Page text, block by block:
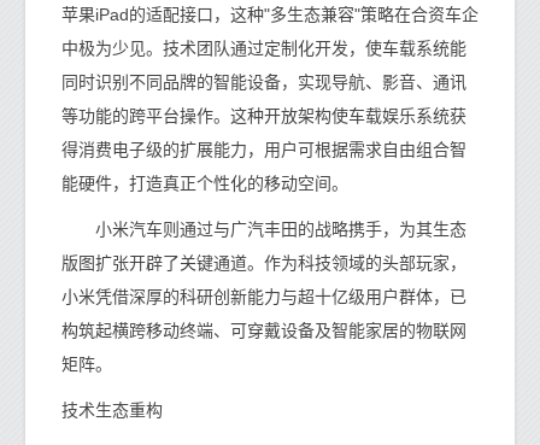
苹果iPad的适配接口，这种"多生态兼容"策略在合资车企
中极为少见。技术团队通过定制化开发，使车载系统能
同时识别不同品牌的智能设备，实现导航、影音、通讯
等功能的跨平台操作。这种开放架构使车载娱乐系统获
得消费电子级的扩展能力，用户可根据需求自由组合智
能硬件，打造真正个性化的移动空间。
小米汽车则通过与广汽丰田的战略携手，为其生态
版图扩张开辟了关键通道。作为科技领域的头部玩家，
小米凭借深厚的科研创新能力与超十亿级用户群体，已
构筑起横跨移动终端、可穿戴设备及智能家居的物联网
矩阵。
技术生态重构